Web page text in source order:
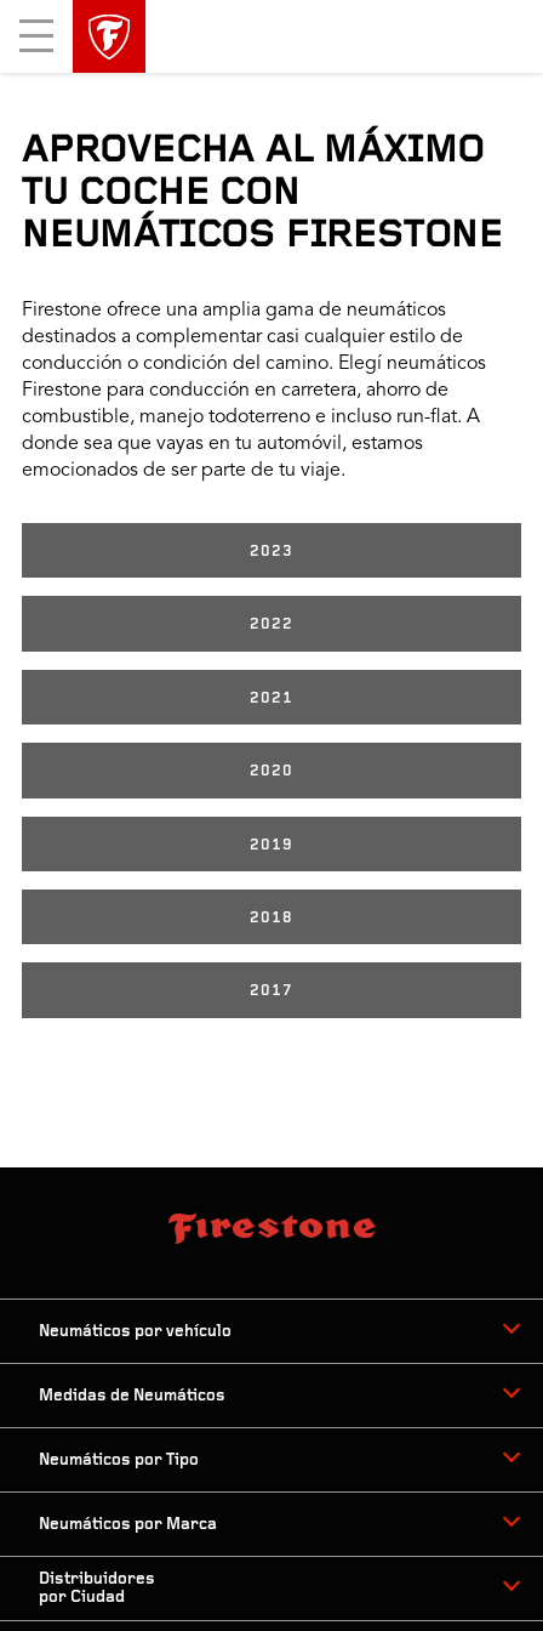
Mobile
Menu
APROVECHA AL MÁXIMO
TU COCHE CON
NEUMÁTICOS FIRESTONE
Firestone ofrece una amplia gama de neumáticos
destinados a complementar casi cualquier estilo de
conducción o condición del camino. Elegí neumáticos
Firestone para conducción en carretera, ahorro de
combustible, manejo todoterreno e incluso run-flat. A
donde sea que vayas en tu automóvil, estamos
emocionados de ser parte de tu viaje.
2023
2022
2021
2020
2019
2018
2017
Neumáticos por vehículo
Medidas de Neumáticos
Neumáticos por Tipo
Neumáticos por Marca
Distribuidores
por Ciudad